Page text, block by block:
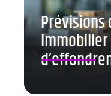
Prévisions